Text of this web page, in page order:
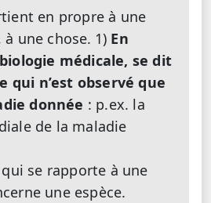
en propre à une
à une chose. 1) En
médicale, se dit
qui n’est observé que
donnée : p.ex. la
de la maladie
se rapporte à une
une espèce.